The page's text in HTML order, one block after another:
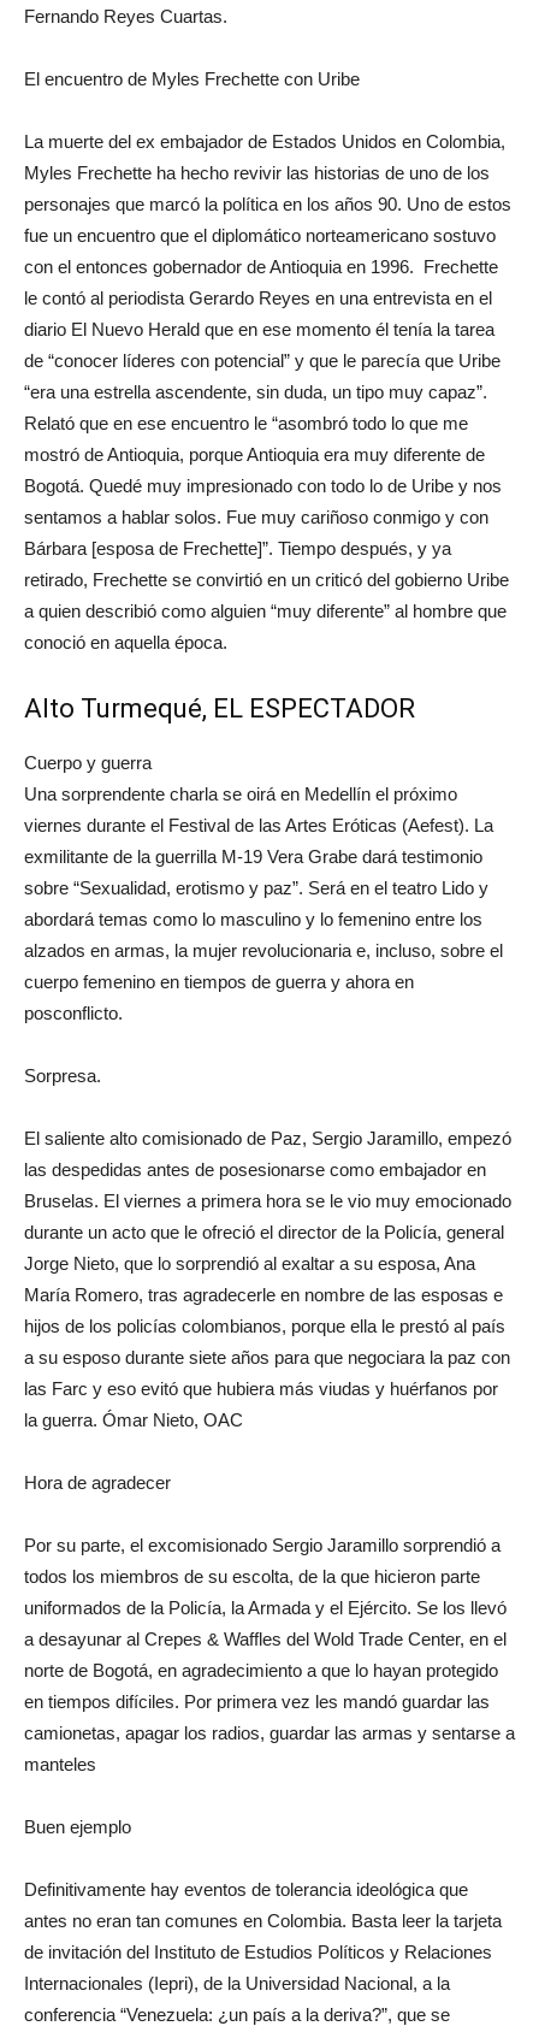
Fernando Reyes Cuartas.
El encuentro de Myles Frechette con Uribe
La muerte del ex embajador de Estados Unidos en Colombia,
Myles Frechette ha hecho revivir las historias de uno de los
personajes que marcó la política en los años 90. Uno de estos
fue un encuentro que el diplomático norteamericano sostuvo
con el entonces gobernador de Antioquia en 1996. Frechette
le contó al periodista Gerardo Reyes en una entrevista en el
diario El Nuevo Herald que en ese momento él tenía la tarea
de “conocer líderes con potencial” y que le parecía que Uribe
“era una estrella ascendente, sin duda, un tipo muy capaz”.
Relató que en ese encuentro le “asombró todo lo que me
mostró de Antioquia, porque Antioquia era muy diferente de
Bogotá. Quedé muy impresionado con todo lo de Uribe y nos
sentamos a hablar solos. Fue muy cariñoso conmigo y con
Bárbara [esposa de Frechette]”. Tiempo después, y ya
retirado, Frechette se convirtió en un criticó del gobierno Uribe
a quien describió como alguien “muy diferente” al hombre que
conoció en aquella época.
Alto Turmequé, EL ESPECTADOR
Cuerpo y guerra
Una sorprendente charla se oirá en Medellín el próximo
viernes durante el Festival de las Artes Eróticas (Aefest). La
exmilitante de la guerrilla M-19 Vera Grabe dará testimonio
sobre “Sexualidad, erotismo y paz”. Será en el teatro Lido y
abordará temas como lo masculino y lo femenino entre los
alzados en armas, la mujer revolucionaria e, incluso, sobre el
cuerpo femenino en tiempos de guerra y ahora en
posconflicto.
Sorpresa.
El saliente alto comisionado de Paz, Sergio Jaramillo, empezó
las despedidas antes de posesionarse como embajador en
Bruselas. El viernes a primera hora se le vio muy emocionado
durante un acto que le ofreció el director de la Policía, general
Jorge Nieto, que lo sorprendió al exaltar a su esposa, Ana
María Romero, tras agradecerle en nombre de las esposas e
hijos de los policías colombianos, porque ella le prestó al país
a su esposo durante siete años para que negociara la paz con
las Farc y eso evitó que hubiera más viudas y huérfanos por
la guerra. Ómar Nieto, OAC
Hora de agradecer
Por su parte, el excomisionado Sergio Jaramillo sorprendió a
todos los miembros de su escolta, de la que hicieron parte
uniformados de la Policía, la Armada y el Ejército. Se los llevó
a desayunar al Crepes & Waffles del Wold Trade Center, en el
norte de Bogotá, en agradecimiento a que lo hayan protegido
en tiempos difíciles. Por primera vez les mandó guardar las
camionetas, apagar los radios, guardar las armas y sentarse a
manteles
Buen ejemplo
Definitivamente hay eventos de tolerancia ideológica que
antes no eran tan comunes en Colombia. Basta leer la tarjeta
de invitación del Instituto de Estudios Políticos y Relaciones
Internacionales (Iepri), de la Universidad Nacional, a la
conferencia “Venezuela: ¿un país a la deriva?”, que se